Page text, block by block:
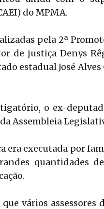
do MPMA.
pela 2ª
de justiça Denys
estadual José
o ex-
Assembleia
era executada por
quantidades
vários assessores